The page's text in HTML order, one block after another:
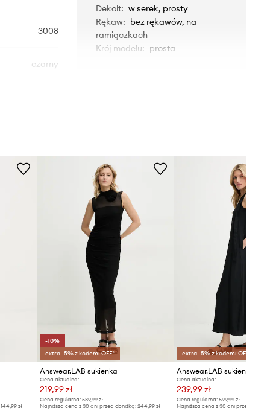
3008
czarny
Dekolt: w serek, prosty
Rękaw:
bez rękawów, na
ramiączkach
Krój modelu: prosta
Zalecamy wybór rozmiaru większego,
niż nosisz zazwyczaj.
Tabela rozmiarów
144,99 zł
-10%
extra -5% z kodem: OFF*
Answear.LAB sukienka
Cena aktualna:
219,99 zł
Cena regularna:539,99 zł
Najniższa cena z 30 dni przed obniżką:244,99 zł
extra -5% z kodem: OFF*
Answear.LAB sukienka
Cena aktualna:
239,99 zł
Cena regularna: 599,99 zł
Najniższa cena z 30 dni przed obniżką: